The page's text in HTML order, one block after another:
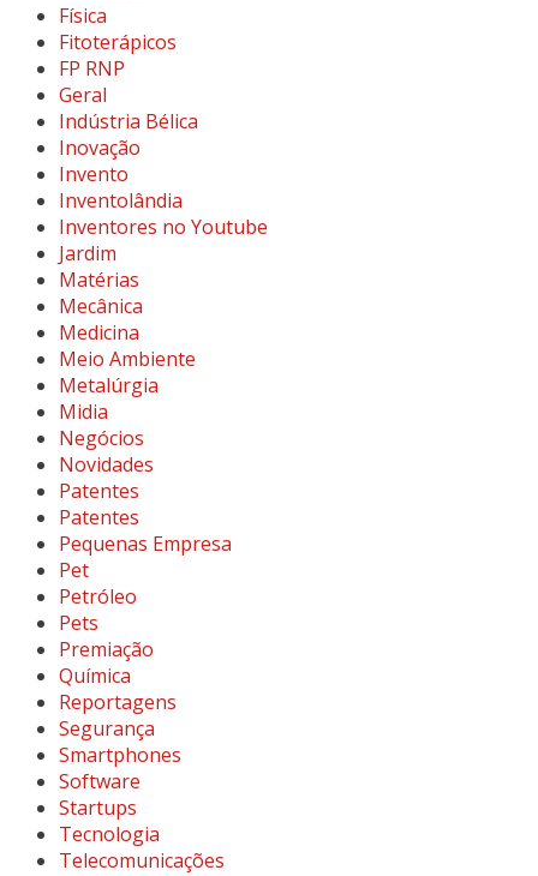
Física
Fitoterápicos
FP RNP
Geral
Indústria Bélica
Inovação
Invento
Inventolândia
Inventores no Youtube
Jardim
Matérias
Mecânica
Medicina
Meio Ambiente
Metalúrgia
Midia
Negócios
Novidades
Patentes
Patentes
Pequenas Empresa
Pet
Petróleo
Pets
Premiação
Química
Reportagens
Segurança
Smartphones
Software
Startups
Tecnologia
Telecomunicações